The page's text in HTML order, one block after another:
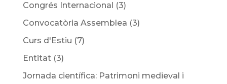
Congrés Internacional (3)
Convocatòria Assemblea (3)
Curs d'Estiu (7)
Entitat(3)
Jornada científica: Patrimoni medieval i